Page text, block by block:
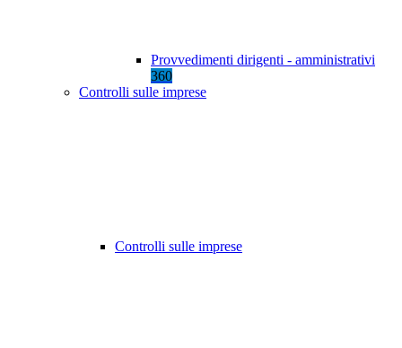
Provvedimenti dirigenti - amministrativi
360
Controlli sulle imprese
Controlli sulle imprese